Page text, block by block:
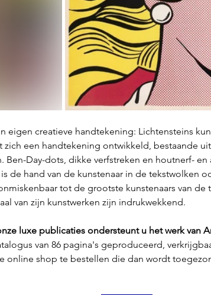
eigen creatieve handtekening: Lichtensteins
zich een handtekening ontwikkeld, bestaande
Ben-Day-dots, dikke verfstreken en houtnerf-
de hand van de kunstenaar in de tekstwolken
tot de grootste kunstenaars van de
van zijn kunstwerken zijn indrukwekkend.
luxe publicaties ondersteunt u het werk van
van 86 pagina's geproduceerd,
online shop te bestellen die dan wordt